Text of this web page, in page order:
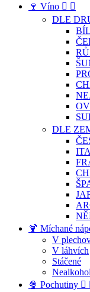
🍷 Víno  
DLE
DLE
🍹 Míchané
V
V láhvích
Stáčené
🍿 Pochutiny 